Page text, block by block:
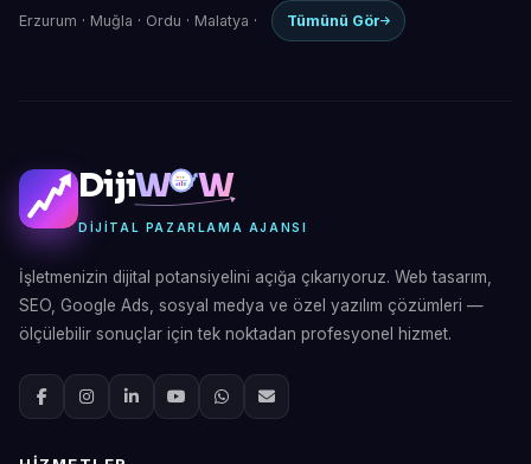
Erzurum · Muğla · Ordu · Malatya · Tümünü Gör
DijiW W
DIJITAL PAZARLAMA AJANSI
İşletmenizin dijital potansiyelini açığa çıkarıyoruz. Web tasarım,
SEO, Google Ads, sosyal medya ve özel yazılım çözümleri —
ölçülebilir sonuçlar için tek noktadan profesyonel hizmet.